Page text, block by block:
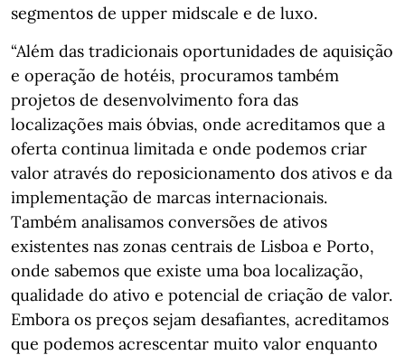
segmentos de upper midscale e de luxo.
“Além das tradicionais oportunidades de aquisição
e operação de hotéis, procuramos também
projetos de desenvolvimento fora das
localizações mais óbvias, onde acreditamos que a
oferta continua limitada e onde podemos criar
valor através do reposicionamento dos ativos e da
implementação de marcas internacionais.
Também analisamos conversões de ativos
existentes nas zonas centrais de Lisboa e Porto,
onde sabemos que existe uma boa localização,
qualidade do ativo e potencial de criação de valor.
Embora os preços sejam desafiantes, acreditamos
que podemos acrescentar muito valor enquanto